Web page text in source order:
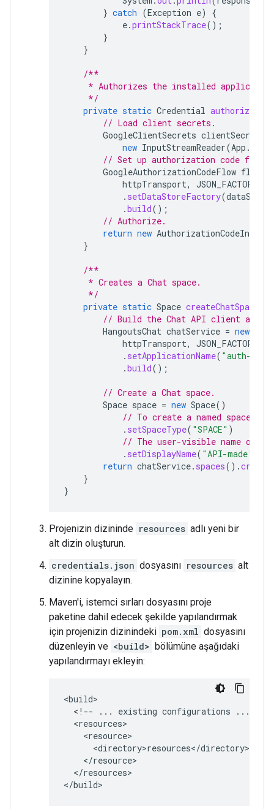
} catch (Exception e)
{
e.printStackTrace();
}
}
/**
* Authorizes the installed
     */
private static Credential authorize
// Load client secrets.
GoogleClientSecrets clientSecrets
new InputStreamReader(App .
// Set up authorization code flow.
GoogleAuthorizationCodeFlow flow
httpTransport, JSON_FACTORY
. setDataStoreFactory(
.build();
// Authorize.
return new
}
/**
     * Creates a Chat space.
     */
private static Space createChatSpace
// Build the Chat API client and
HangoutsChat chatService = new
httpTransport, JSON_FACTORY
. setApplicationName( "auth-
.build();
// Create a Chat space.
Space space = new Space()
// To create a named space, set
. setSpaceType( "SPACE" )
// The user-visible name of
. setDisplayName( "API-made"
return chatService. spaces().create
}
}
Projenizin dizininde resources adlı yeni bir
alt dizin oluşturun.
credentials.json dosyasını resources alt
dizinine kopyalayın.
Maven'i, istemci sırları dosyasını proje
paketine dahil edecek şekilde yapılandırmak
için projenizin dizinindeki pom.xml dosyasını
düzenleyin ve <build> bölümüne aşağıdaki
yapılandırmayı ekleyin:
<!--
... existing configurations ...
</resources>